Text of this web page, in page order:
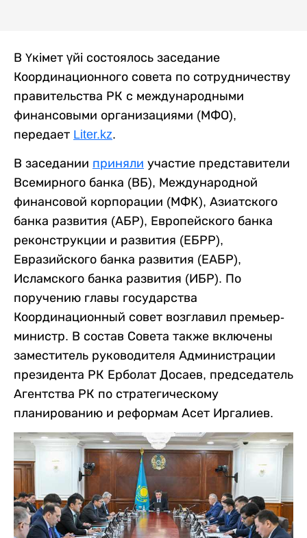
В Үкімет үйі состоялось заседание
Координационного совета по сотрудничеству
правительства РК с международными
финансовыми организациями (МФО),
передает Liter.kz.
В заседании приняли участие представители
Всемирного банка (ВБ), Международной
финансовой корпорации (МФК), Азиатского
банка развития (АБР), Европейского банка
реконструкции и развития (ЕБРР),
Евразийского банка развития (ЕАБР),
Исламского банка развития (ИБР). По
поручению главы государства
Координационный совет возглавил премьер-
министр. В состав Совета также включены
заместитель руководителя Администрации
президента РК Ерболат Досаев, председатель
Агентства РК по стратегическому
планированию и реформам Асет Иргалиев.